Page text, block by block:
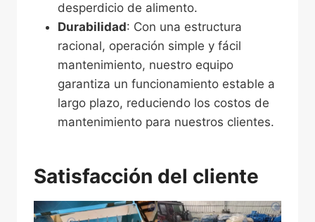
desperdicio de alimento.
Durabilidad: Con una estructura
racional, operación simple y fácil
mantenimiento, nuestro equipo
garantiza un funcionamiento estable a
largo plazo, reduciendo los costos de
mantenimiento para nuestros clientes.
Satisfacción del cliente